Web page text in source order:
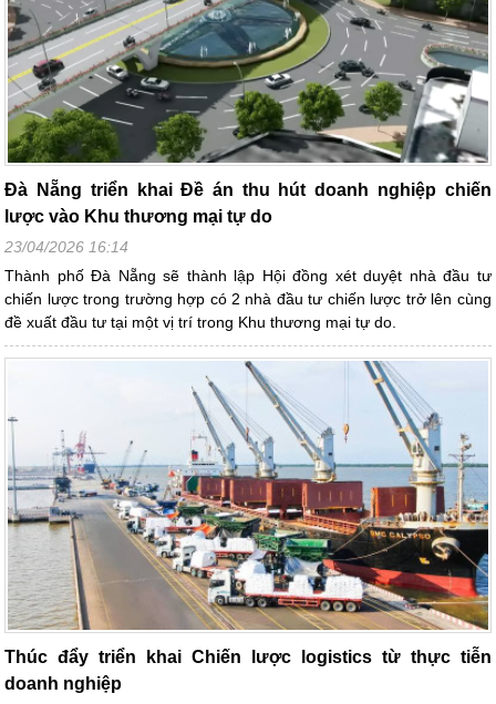
Đà Nẵng triển khai Đề án thu hút doanh nghiệp chiến
lược vào Khu thương mại tự do
23/04/2026 16:14
Thành phố Đà Nẵng sẽ thành lập Hội đồng xét duyệt nhà đầu tư
chiến lược trong trường hợp có 2 nhà đầu tư chiến lược trở lên cùng
đề xuất đầu tư tại một vị trí trong Khu thương mại tự do.
Thúc đẩy triển khai Chiến lược logistics từ thực tiễn
doanh nghiệp